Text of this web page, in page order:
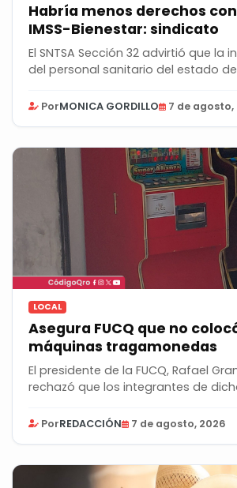
Habría menos derechos
IMSS-Bienestar: sindicato
El SNTSA Sección 32 advirtió que la
del personal sanitario del estado
PorMONICA GORDILLO 7 de agosto,
LOCAL
Asegura FUCQ que no
máquinas tragamonedas
El presidente de la FUCQ, Rafael
rechazó que los integrantes de
PorREDACCIÓN 7 de agosto, 2026